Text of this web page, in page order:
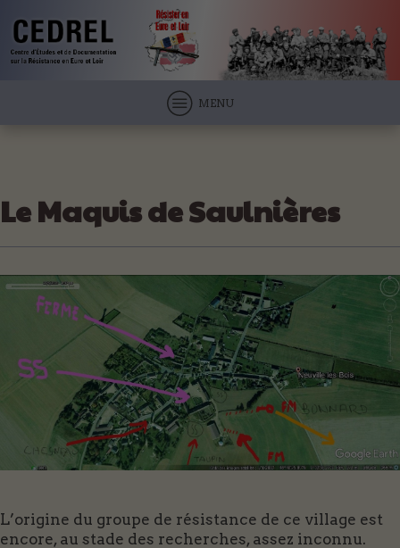
MENU
Le Maquis de Saulnières
L’origine du groupe de résistance de ce village est
encore, au stade des recherches, assez inconnu.